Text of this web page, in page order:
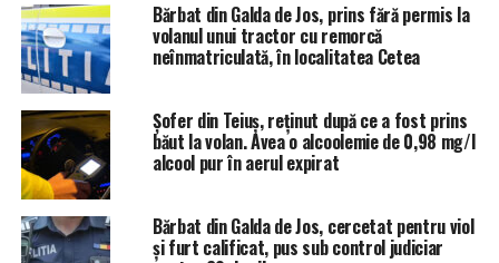
Bărbat din Galda de Jos, prins fără permis la
volanul unui tractor cu remorcă
neînmatriculată, în localitatea Cetea
Șofer din Teiuș, reținut după ce a fost prins
băut la volan. Avea o alcoolemie de 0,98 mg/l
alcool pur în aerul expirat
Bărbat din Galda de Jos, cercetat pentru viol
și furt calificat, pus sub control judiciar